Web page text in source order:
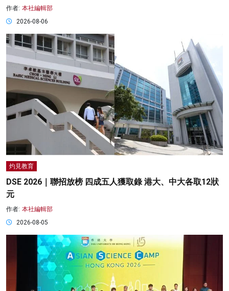
作者: 本社編輯部
2026-08-06
灼見教育
DSE 2026｜聯招放榜 四成五人獲取錄 港大、中大各取12狀
元
作者: 本社編輯部
2026-08-05